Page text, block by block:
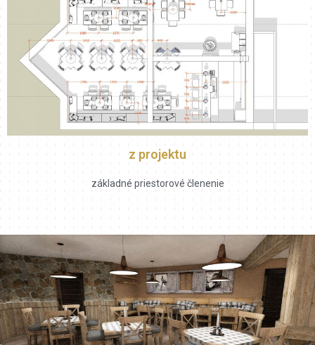
z projektu
základné priestorové členenie